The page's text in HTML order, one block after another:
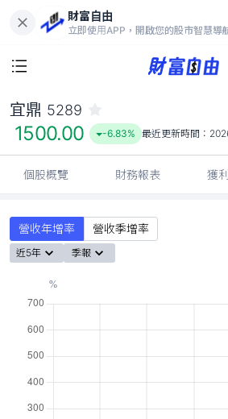
財富自由
立即使用APP，開啟您的股市智慧導
1500.00
-6.83%
宜鼎 5289
1500.00 -6.83% 最近更新時間：
個股概覽 財務報表 獲
營收年增率 營收季增率
近5年 季報